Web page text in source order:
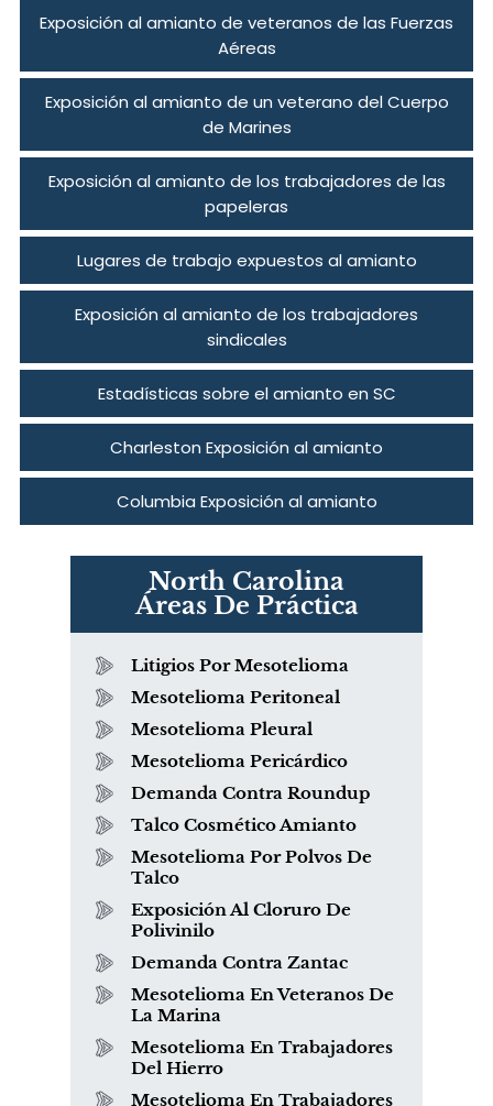
Exposición al amianto de veteranos de las Fuerzas
Aéreas
Exposición al amianto de un veterano del Cuerpo
de Marines
Exposición al amianto de los trabajadores de las
papeleras
Lugares de trabajo expuestos al amianto
Exposición al amianto de los trabajadores
sindicales
Estadísticas sobre el amianto en SC
Charleston Exposición al amianto
Columbia Exposición al amianto
North Carolina
Áreas De Práctica
Litigios Por Mesotelioma
Mesotelioma Peritoneal
Mesotelioma Pleural
Mesotelioma Pericárdico
Demanda Contra Roundup
Talco Cosmético Amianto
Mesotelioma Por Polvos De
Talco
Exposición Al Cloruro De
Polivinilo
Demanda Contra Zantac
Mesotelioma En Veteranos De
La Marina
Mesotelioma En Trabajadores
Del Hierro
Mesotelioma En Trabajadores